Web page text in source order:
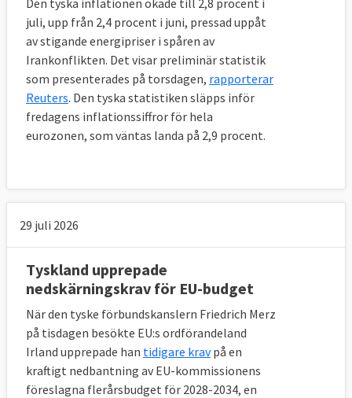
juli, upp från 2,4 procent i juni, pressad uppåt
av stigande energipriser i spåren av
Irankonflikten. Det visar preliminär statistik
som presenterades på torsdagen, rapporterar
Reuters. Den tyska statistiken släpps inför
fredagens inflationssiffror för hela
eurozonen, som väntas landa på 2,9 procent.
29 juli 2026
Tyskland upprepade
nedskärningskrav för EU-budget
När den tyske förbundskanslern Friedrich Merz
på tisdagen besökte EU:s ordförandeland
Irland upprepade han tidigare kravpå en
kraftigt nedbantning av EU-kommissionens
föreslagna flerårsbudget för 2028-2034, en